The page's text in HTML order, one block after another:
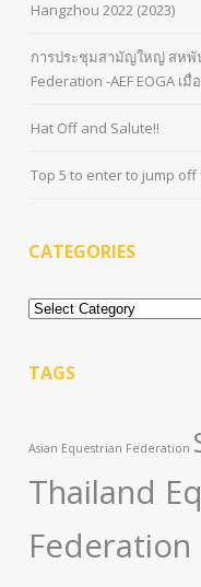
Hangzhou 2022 (2023)
การประชุมสามัญใหญ่ สหพั
Federation -AEF EOGA เ
Hat Off and Salute!!
Top 5 to enter to jump off
CATEGORIES
Categories
TAGS
Asian Equestrian Federation
Thailand
Federation